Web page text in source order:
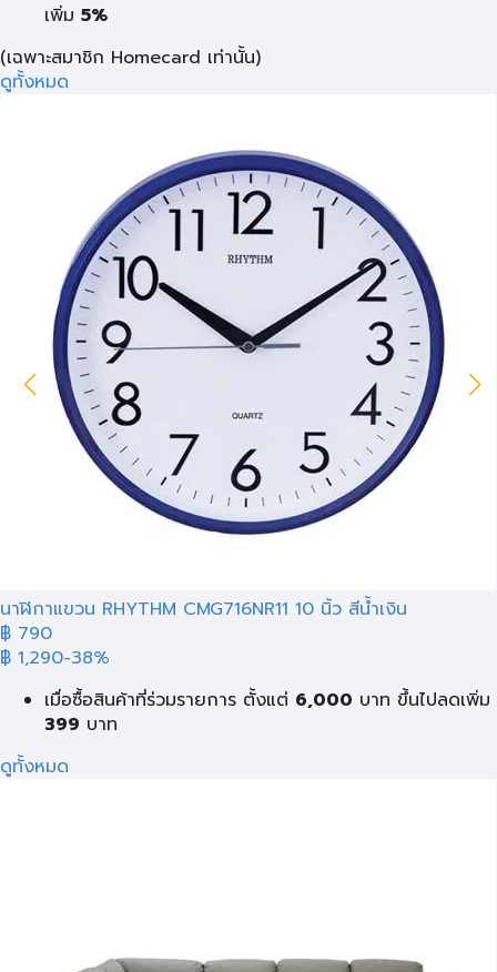
เพิ่ม 5%
(เฉพาะสมาชิก Homecard เท่านั้น)
ดูทั้งหมด
นาฬิกาแขวน RHYTHM CMG716NR11 10 นิ้ว สีน้ำเงิน
฿ 790
฿ 1,290-38%
เมื่อซื้อสินค้าที่ร่วมรายการ ตั้งแต่ 6,000 บาท ขึ้นไปลดเพิ่ม
399 บาท
ดูทั้งหมด